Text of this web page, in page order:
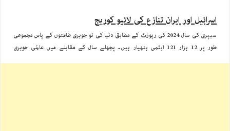
اسرائیل اور ایران تنازع کی لائیو کوریج
سیپری کی سال 2024 کی رپورٹ کے مطابق دنیا کی نو جوہری طاقتوں کے پاس مجموعی
طور پر 12 ہزار 121 ایٹمی ہتھیار ہیں۔ پچھلے سال کے مقابلے میں عالمی جوہری